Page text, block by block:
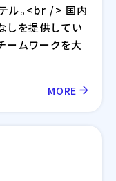
ル。<br /> 国内
しを提供してい
ームワークを大
MORE